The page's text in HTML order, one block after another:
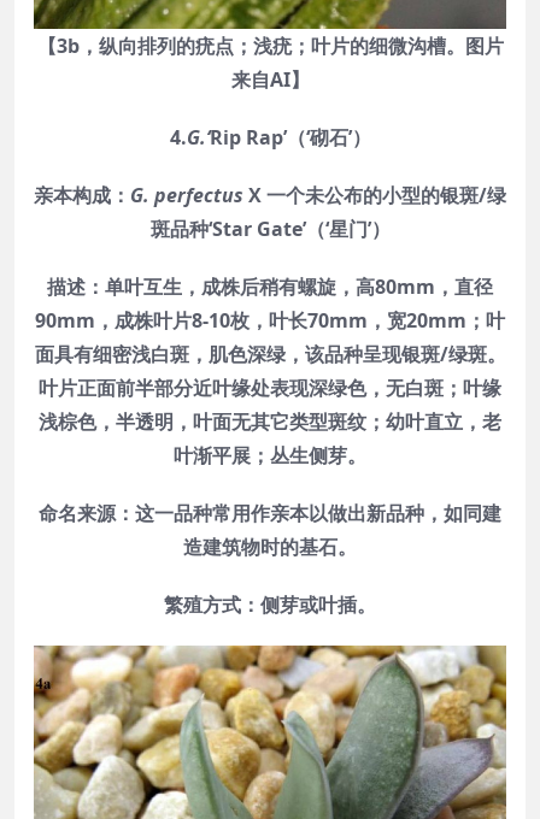
【3b，纵向排列的疣点；浅疣；叶片的细微沟槽。图片
来自AI】
4.G.‘Rip Rap’（‘砌石’）
亲本构成： G. perfectus X 一个未公布的小型的银斑/绿
斑品种‘Star Gate’（‘星门’）
描述：单叶互生，成株后稍有螺旋，高80mm，直径
90mm，成株叶片8-10枚，叶长70mm，宽20mm；叶
面具有细密浅白斑，肌色深绿，该品种呈现银斑/绿斑。
叶片正面前半部分近叶缘处表现深绿色，无白斑；叶缘
浅棕色，半透明，叶面无其它类型斑纹；幼叶直立，老
叶渐平展；丛生侧芽。
命名来源：这一品种常用作亲本以做出新品种，如同建
造建筑物时的基石。
繁殖方式：侧芽或叶插。